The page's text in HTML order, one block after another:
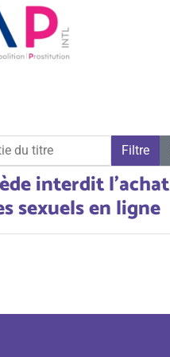
du titre Filtre
interdit l’achat
sexuels en ligne